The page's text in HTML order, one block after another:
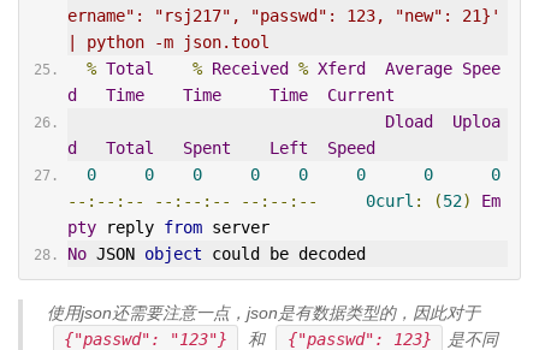
ername": "rsj217", "passwd": 123, "new": 21}'
| python -m json.tool
% Total % Received % Xferd Average Spee
d
Time Time Time
Current
Dload
Uploa
d
Total Spent Left
Speed
0
0 0 0 0 0 0
0
--:--:--
--:--:-- --:--:-- 0curl : (52)
Em
pty reply from server
No JSON object could be decoded
使用json还需要注意一点，json是有数据类型的，因此对于
{"passwd": "123"}
和 {"passwd": 123}
是不同